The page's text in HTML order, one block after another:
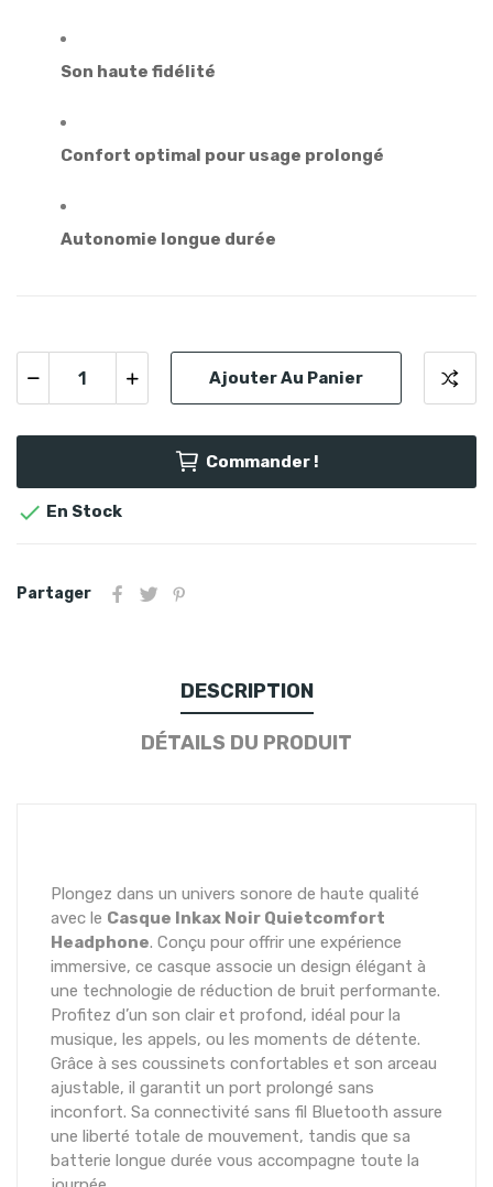
Son haute fidélité
Confort optimal pour usage prolongé
Autonomie longue durée
Ajouter Au Panier
Commander !
 En Stock
Partager
DESCRIPTION
DÉTAILS DU PRODUIT
Plongez dans un univers sonore de haute qualité
avec le Casque Inkax Noir Quietcomfort
Headphone. Conçu pour offrir une expérience
immersive, ce casque associe un design élégant à
une technologie de réduction de bruit performante.
Profitez d’un son clair et profond, idéal pour la
musique, les appels, ou les moments de détente.
Grâce à ses coussinets confortables et son arceau
ajustable, il garantit un port prolongé sans
inconfort. Sa connectivité sans fil Bluetooth assure
une liberté totale de mouvement, tandis que sa
batterie longue durée vous accompagne toute la